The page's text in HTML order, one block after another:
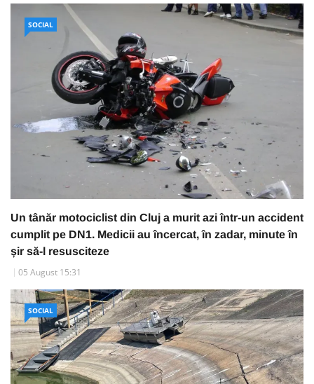
SOCIAL
Un tânăr motociclist din Cluj a murit azi într-un accident
cumplit pe DN1. Medicii au încercat, în zadar, minute în
șir să-l resusciteze
05 August 15:31
SOCIAL